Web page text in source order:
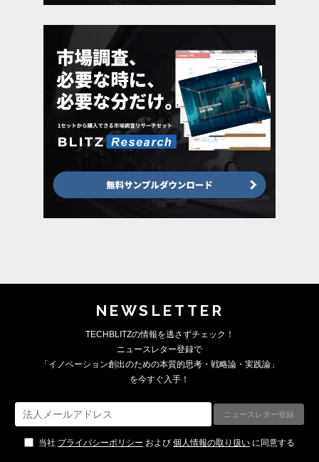
NEWSLETTER
TECHBLITZの情報を逃さずチェック！
ニュースレター登録で
「イノベーション創出のための本質的思考・戦略論・実践論」
を今すぐ入手！
当社 プライバシーポリシー および 個人情報の取り扱い に同意する